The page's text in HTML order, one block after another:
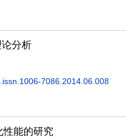
分析
7086.2014.06.008
性能的研究